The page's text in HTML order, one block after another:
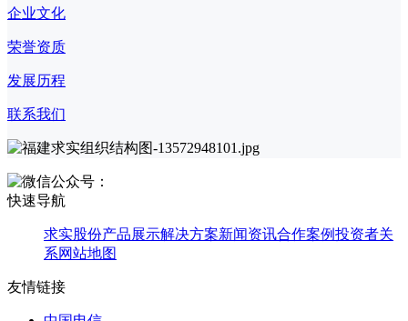
企业文化
荣誉资质
发展历程
联系我们
快速导航
求实股份产品展示解决方案新闻资讯合作案例投资者关
系网站地图
友情链接